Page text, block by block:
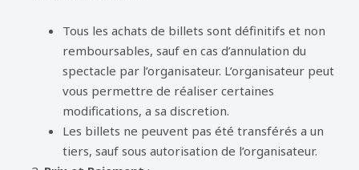
Tous les achats de billets sont définitifs et non
remboursables, sauf en cas d’annulation du
spectacle par l’organisateur. L’organisateur peut
vous permettre de réaliser certaines
modifications, a sa discretion.
Les billets ne peuvent pas été transférés a un
tiers, sauf sous autorisation de l’organisateur.